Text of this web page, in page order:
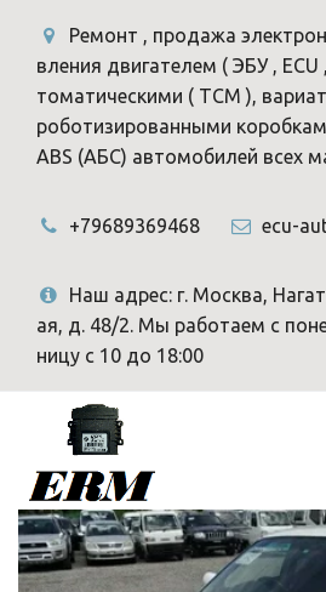
Ремонт , продажа
вления двигателем ( ЭБУ , ECU
томатическими ( TCM ),
роботизированными
ABS (АБС) автомобилей всех
+79689369468 ecu-
Наш адрес: г. Москва,
ая, д. 48/2. Мы работаем с
ницу с 10 до 18:00